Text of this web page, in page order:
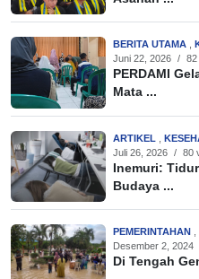
BERITA UTAMA
Juni 22, 2026 / 82
PERDAMI
Mata ...
ARTIKEL
Juli 26, 2026 / 80
Inemuri:
Budaya ...
PEMERINTAHAN
Desember 2, 2024
Di Tengah